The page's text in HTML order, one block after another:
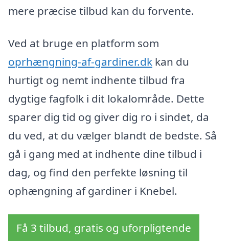
mere præcise tilbud kan du forvente.
Ved at bruge en platform som
oprhængning-af-gardiner.dk kan du
hurtigt og nemt indhente tilbud fra
dygtige fagfolk i dit lokalområde. Dette
sparer dig tid og giver dig ro i sindet, da
du ved, at du vælger blandt de bedste. Så
gå i gang med at indhente dine tilbud i
dag, og find den perfekte løsning til
ophængning af gardiner i Knebel.
Få 3 tilbud, gratis og uforpligtende